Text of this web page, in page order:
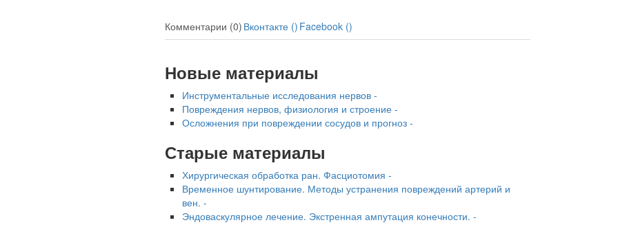
Комментарии (0) Вконтакте () Facebook ()
Новые материалы
Инструментальные исследования нервов -
Повреждения нервов, физиология и строение -
Осложнения при повреждении сосудов и прогноз -
Старые материалы
Хирургическая обработка ран. Фасциотомия -
Временное шунтирование. Методы устранения повреждений артерий и
вен. -
Эндоваскулярное лечение. Экстренная ампутация конечности. -